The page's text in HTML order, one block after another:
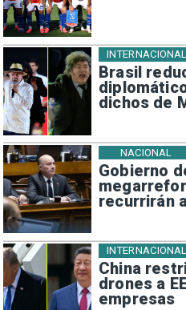
Brasil
dichos de
INTERNACIONAL
Gobierno
recurrirán
NACIONAL
China
drones a
empresas
INTERNACIONAL